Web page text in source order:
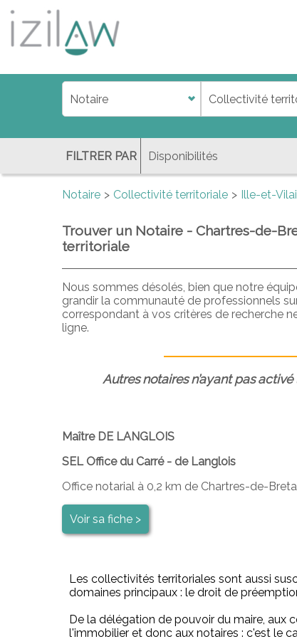
jdadi
fl
FILTRER PAR
Notaire Collectivité territoriale Ille-et-
Trouver un Notaire - Chartres-de-
territoriale
Nous sommes désolés, bien que notre
grandir la communauté de professionnels
correspondant à vos critères de recherche
ligne.
Autres notaires n’ayant pas
Maître DE LANGLOIS
SEL Office du Carré - de Langlois
Office notarial à 0,2 km de Chartres-de-
Voir sa fiche >
Les collectivités territoriales sont aussi
domaines principaux : le droit de
De la délégation de pouvoir du maire, aux
l'immobilier et donc aux notaires : c'est le